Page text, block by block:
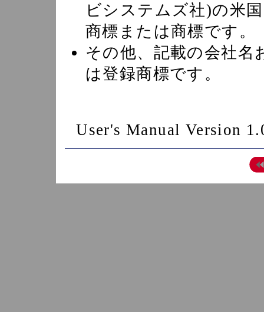
ビシステムズ社)の米
商標または商標です。
その他、記載の会社名
は登録商標です。
User's Manual Version